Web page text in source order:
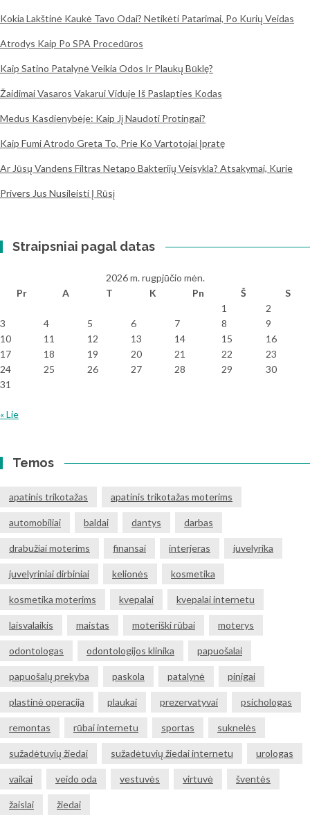
Kokia Lakštinė Kaukė Tavo Odai? Netikėti Patarimai, Po Kurių Veidas
Atrodys Kaip Po SPA Procedūros
Kaip Satino Patalynė Veikia Odos Ir Plaukų Būklę?
Žaidimai Vasaros Vakarui Viduje Iš Paslapties Kodas
Medus Kasdienybėje: Kaip Jį Naudoti Protingai?
Kaip Fumi Atrodo Greta To, Prie Ko Vartotojai Įpratę
Ar Jūsų Vandens Filtras Netapo Bakterijų Veisykla? Atsakymai, Kurie
Privers Jus Nusileisti Į Rūsį
Straipsniai pagal datas
2026 m. rugpjūčio mėn.
Pr
A T K Pn Š
S
1
2
3
4 5 6 7 8
9
10
11 12 13 14 15
16
17
18 19 20 21 22
23
24
25 26 27 28 29
30
31
« Lie
Temos
apatinis trikotažas apatinis trikotažas moterims
automobiliai baldai dantys darbas
drabužiai moterims finansai interjeras juvelyrika
juvelyriniai dirbiniai kelionės kosmetika
kosmetika moterims kvepalai kvepalai internetu
laisvalaikis maistas moteriški rūbai moterys
odontologas odontologijos klinika papuošalai
papuošalų prekyba paskola patalynė pinigai
plastinė operacija plaukai prezervatyvai psichologas
remontas rūbai internetu sportas suknelės
sužadėtuvių žiedai sužadėtuvių žiedai internetu urologas
vaikai veido oda vestuvės virtuvė šventės
žaislai žiedai